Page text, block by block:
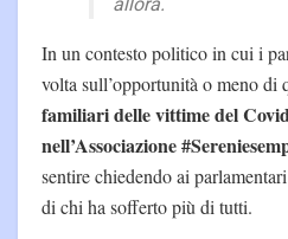
In un contesto politico in cui i
volta sull’opportunità o meno di
familiari delle vittime del
nell’Associazione
sentire chiedendo ai
di chi ha sofferto più di tutti.